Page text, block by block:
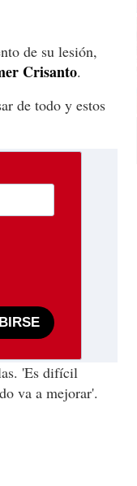
de su lesión,
Crisanto.
de todo y estos
'Es difícil
va a mejorar'.